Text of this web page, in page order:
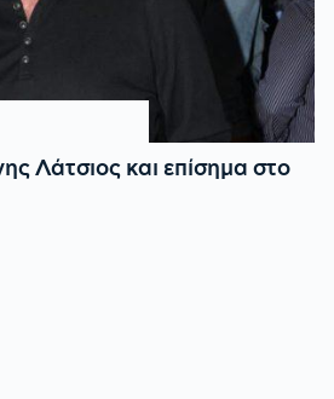
Λάτσιος και επίσημα στο